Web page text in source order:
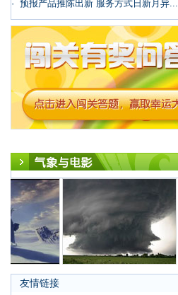
· 预报产品推陈出新 服务方式日新月异...
友情链接